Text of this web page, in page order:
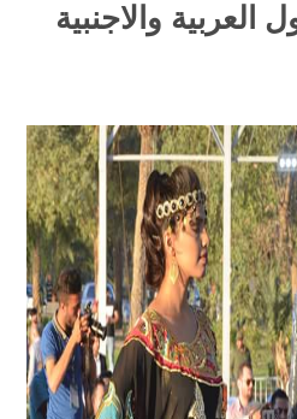
العربية والاجنبية